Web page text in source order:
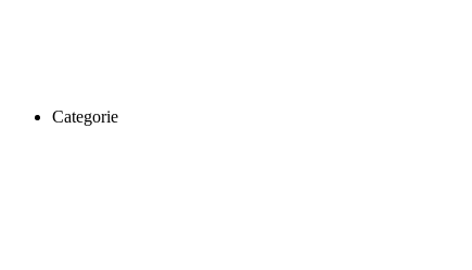
Categorie